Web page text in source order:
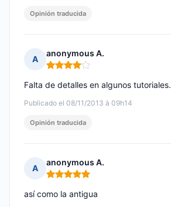
Opinión traducida
A
anonymous A.
Nota: 4 de 5
Publicado el 08/11/2013 à 09h14
Falta de detalles en algunos tutoriales.
Opinión traducida
A
anonymous A.
Nota: 5 de 5
así como la antigua